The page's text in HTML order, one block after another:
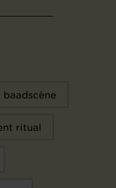
baadscène
ritual